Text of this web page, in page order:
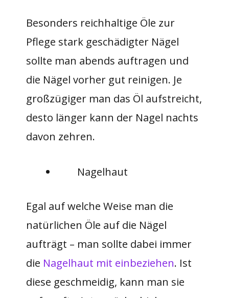
Besonders reichhaltige Öle zur
Pflege stark geschädigter Nägel
sollte man abends auftragen und
die Nägel vorher gut reinigen. Je
großzügiger man das Öl aufstreicht,
desto länger kann der Nagel nachts
davon zehren.
Nagelhaut
Egal auf welche Weise man die
natürlichen Öle auf die Nägel
aufträgt – man sollte dabei immer
die Nagelhaut mit einbeziehen. Ist
diese geschmeidig, kann man sie